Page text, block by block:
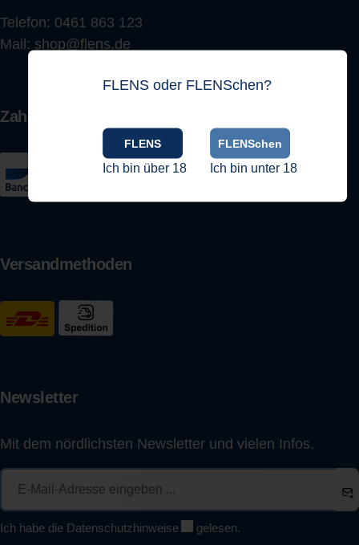
FLENS oder FLENSchen?
FLENS
Ich bin über 18
FLENSchen
Ich bin unter 18
Zahlungsarten
Versandmethoden
Newsletter
Mit dem nördlichsten Newsletter und vielen Infos.
Ich habe die Datenschutzhinweise gelesen.
Telefon: 0461 863 123
Mail: shop@flens.de